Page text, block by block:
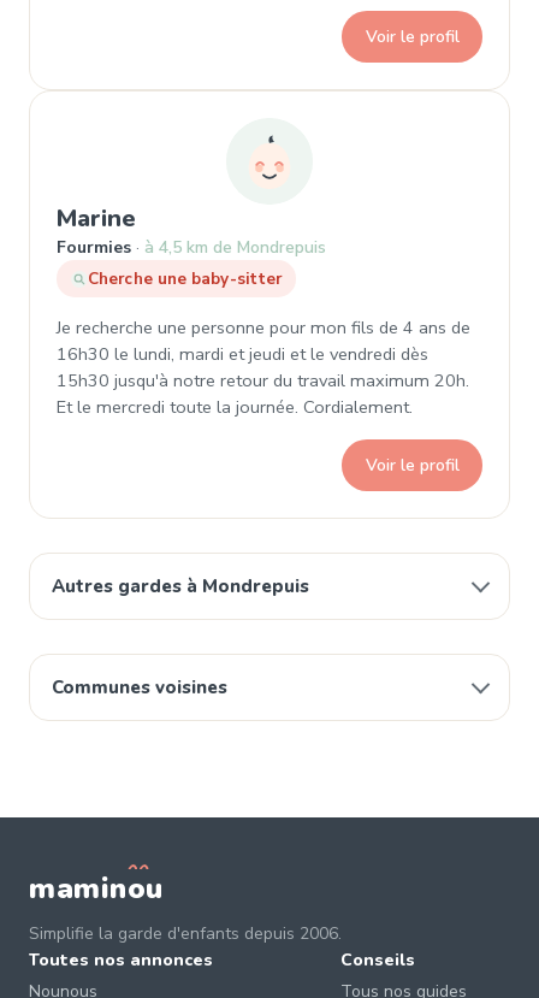
Autres gardes à Mondrepuis
Communes voisines
Voir le profil
Marine
Fourmies
à 4,5 km de Mondrepuis
Cherche une baby-sitter
Je recherche une personne pour mon fils de 4 ans de
16h30 le lundi, mardi et jeudi et le vendredi dès
15h30 jusqu'à notre retour du travail maximum 20h.
Et le mercredi toute la journée. Cordialement.
Voir le profil
maminou
Simplifie la garde d'enfants depuis 2006.
Toutes nos annonces
Nounous
Conseils
Tous nos guides